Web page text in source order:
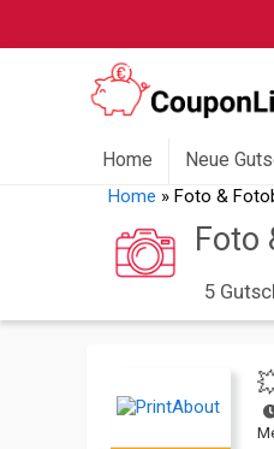
Home Neue
Home » Foto &
Foto
5